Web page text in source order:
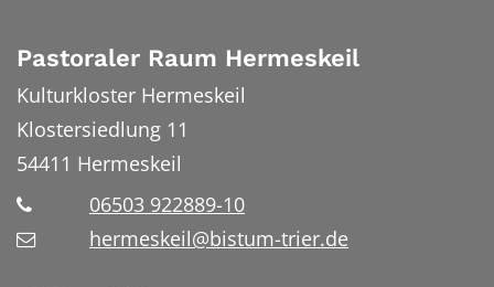
Pastoraler Raum Hermeskeil
Kulturkloster Hermeskeil
Klostersiedlung 11
54411 Hermeskeil
06503 922889-10
hermeskeil@bistum-trier.de